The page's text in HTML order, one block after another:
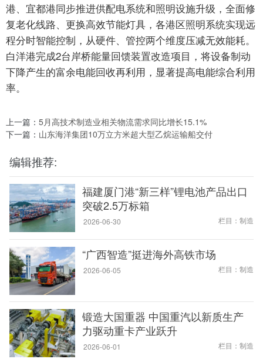
港、宜都港同步推进供配电系统和照明设施升级，全面修
复老化线路、更换高效节能灯具，各港区照明系统实现远
程分时智能控制，从硬件、管控两个维度压减无效能耗。
白洋港完成2台岸桥能量回馈装置改造项目，将设备制动
下降产生的富余电能回收再利用，显著提高电能综合利用
率。
上一篇： 5月高技术制造业相关物流需求同比增长15.1%
下一篇： 山东海洋集团10万立方米超大型乙烷运输船交付
编辑推荐:
福建厦门港“新三样”锂电池产品出口
突破2.5万标箱
2026-06-30 栏目：制造
“广西智造”挺进海外高铁市场
2026-06-05 栏目：制造
锻造大国重器 中国重汽以新质生产
力驱动重卡产业跃升
2026-06-01 栏目：制造